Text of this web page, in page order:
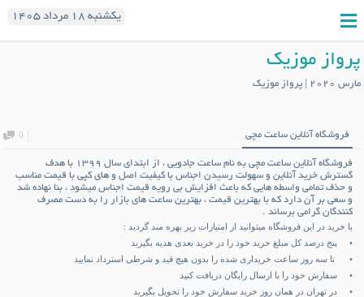
یکشنبه ۱۸ مرداد ۱۴۰۵
پرواز موزیک
مارس 2020 | پرواز موزیک
فروشگاه آنلاین ساعت مچی 0
فروشگاه آنلاین ساعت مچی به نامساعت جادویی
، از ابتدای سال ۱۳۹۹ با هدف
گسترش خرید آنلاین و سهولت رسیدن اجناس با کیفیت اصل و های کپی با قیمت مناسب
و حذف تمامی واسطه هایی که باعث افزایش بی رویه قیمت اجناس میشود ، بنا نهاده شد
و سعی بر آن دارد که با بهترین قیمت ، بهترین ساعت های بازار را به دست مصرف
کنندگان گرامی برساند .
با خرید در این فروشگاه میتوانید از امتیازات زیر بهره مند گردید :
• پنج درصد کل مبلغ خرید خود را در خرید بعدی هدیه بگیرید
• تا سه روز ساعت خریداری شده را بدون هیچ قید و شرطی استرداد نمایید
• سفارش خود را با ارسال رایگان دریافت کنید
• در تهران در همان روز خرید سفارش خود را تحویل بگیرید